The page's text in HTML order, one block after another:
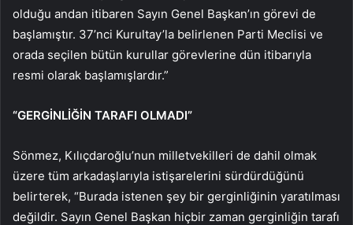
olduğu andan itibaren Sayın Genel Başkan’ın görevi de
başlamıştır. 37’nci Kurultay’la belirlenen Parti Meclisi ve
orada seçilen bütün kurullar görevlerine dün itibarıyla
resmi olarak başlamışlardır.”
“GERGİNLİĞİN TARAFI OLMADI”
Sönmez, Kılıçdaroğlu’nun milletvekilleri de dahil olmak
üzere tüm arkadaşlarıyla istişarelerini sürdürdüğünü
belirterek, “Burada istenen şey bir gerginliğinin yaratılması
değildir. Sayın Genel Başkan hiçbir zaman gerginliğin tarafı